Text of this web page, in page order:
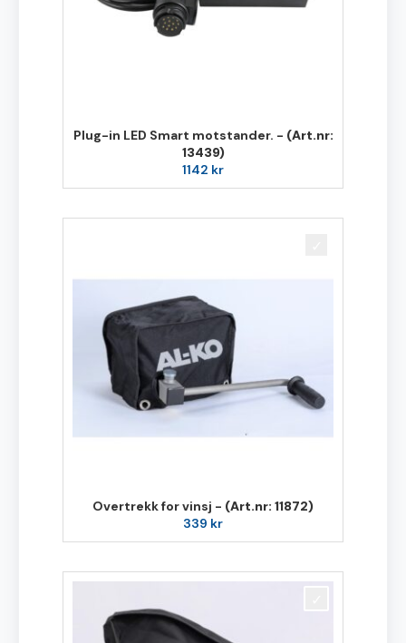
Plug-in LED Smart motstander. - (Art.nr:
13439)
1142 kr
Overtrekk for vinsj - (Art.nr: 11872)
339 kr